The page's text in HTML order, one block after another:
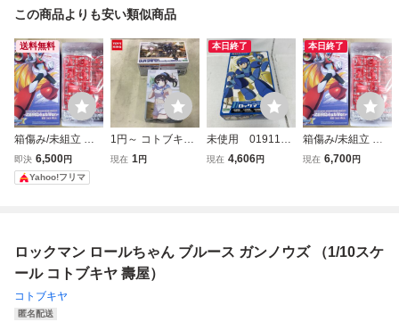
この商品よりも安い類似商品
送料無料
箱傷み/未組立 コ
トブキヤ 壽屋 ロ
ックマンX 1/12 ゼ
ロ 1st ver プラモ
即決 6,500円
Yahoo!フリマ
1円～ コトブキヤ
HMM1/70 ゾイド
ディ M
現在 1円
本日終了
未使用 0191117
0 コトブキヤ 1/10
現在 4,606円
本日終了
箱傷み/未組立 壽
屋 ゼロ 1st ver プ
現在 6,700円
ロックマン ロールちゃん ブルース ガンノウズ （1/10スケ
ール コトブキヤ 壽屋）
コトブキヤ
匿名配送